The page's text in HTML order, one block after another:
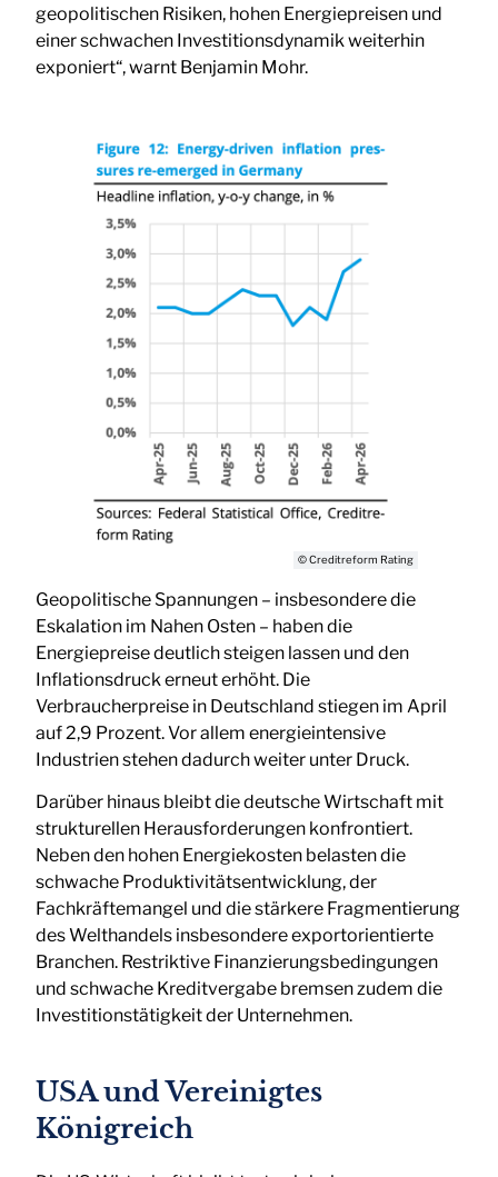
geopolitischen Risiken, hohen Energiepreisen und
einer schwachen Investitionsdynamik weiterhin
exponiert“, warnt Benjamin Mohr.
© Creditreform Rating
Geopolitische Spannungen – insbesondere die
Eskalation im Nahen Osten – haben die
Energiepreise deutlich steigen lassen und den
Inflationsdruck erneut erhöht. Die
Verbraucherpreise in Deutschland stiegen im April
auf 2,9 Prozent. Vor allem energieintensive
Industrien stehen dadurch weiter unter Druck.
Darüber hinaus bleibt die deutsche Wirtschaft mit
strukturellen Herausforderungen konfrontiert.
Neben den hohen Energiekosten belasten die
schwache Produktivitätsentwicklung, der
Fachkräftemangel und die stärkere Fragmentierung
des Welthandels insbesondere exportorientierte
Branchen. Restriktive Finanzierungsbedingungen
und schwache Kreditvergabe bremsen zudem die
Investitionstätigkeit der Unternehmen.
USA und Vereinigtes
Königreich